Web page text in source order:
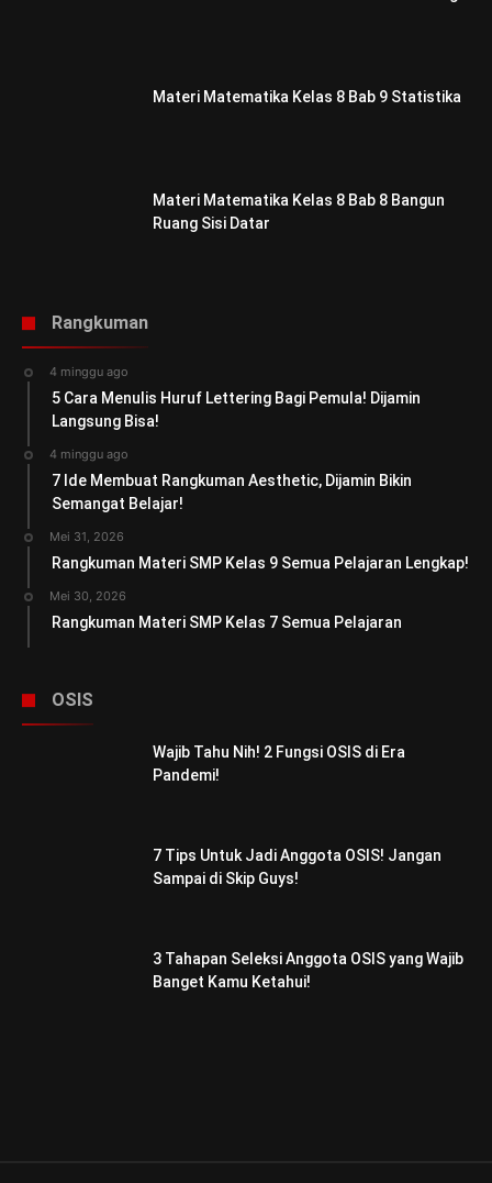
Materi Matematika Kelas 8 Bab 9 Statistika
Materi Matematika Kelas 8 Bab 8 Bangun
Ruang Sisi Datar
Rangkuman
4 minggu ago
5 Cara Menulis Huruf Lettering Bagi Pemula! Dijamin
Langsung Bisa!
4 minggu ago
7 Ide Membuat Rangkuman Aesthetic, Dijamin Bikin
Semangat Belajar!
Mei 31, 2026
Rangkuman Materi SMP Kelas 9 Semua Pelajaran Lengkap!
Mei 30, 2026
Rangkuman Materi SMP Kelas 7 Semua Pelajaran
OSIS
Wajib Tahu Nih! 2 Fungsi OSIS di Era
Pandemi!
7 Tips Untuk Jadi Anggota OSIS! Jangan
Sampai di Skip Guys!
3 Tahapan Seleksi Anggota OSIS yang Wajib
Banget Kamu Ketahui!